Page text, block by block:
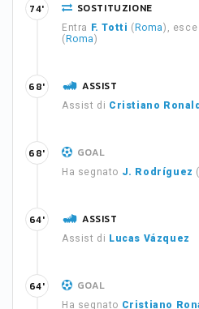
SOSTITUZIONE
Entra F. Totti ( Roma), esce
( Roma)
74'
ASSIST
Assist di Cristiano
68'
GOAL
Ha segnato J. Rodríguez (
68'
ASSIST
Assist di Lucas Vázquez
64'
GOAL
Ha segnato Cristiano
64'